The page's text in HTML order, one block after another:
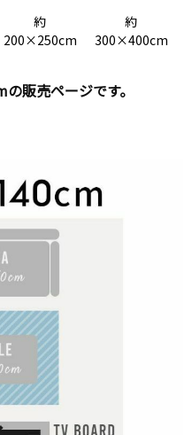
約
200×250cm
約
300×400cm
販売ページです。